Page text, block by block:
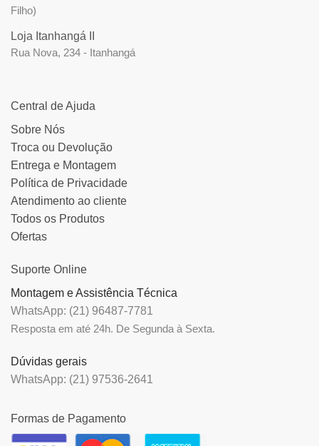
Filho)
Loja Itanhangá II
Rua Nova, 234 - Itanhangá
Central de Ajuda
Sobre Nós
Troca ou Devolução
Entrega e Montagem
Política de Privacidade
Atendimento ao cliente
Todos os Produtos
Ofertas
Suporte Online
Montagem e Assistência Técnica
WhatsApp: (21) 96487-7781
Resposta em até 24h. De Segunda à Sexta.
Dúvidas gerais
WhatsApp: (21) 97536-2641
Formas de Pagamento